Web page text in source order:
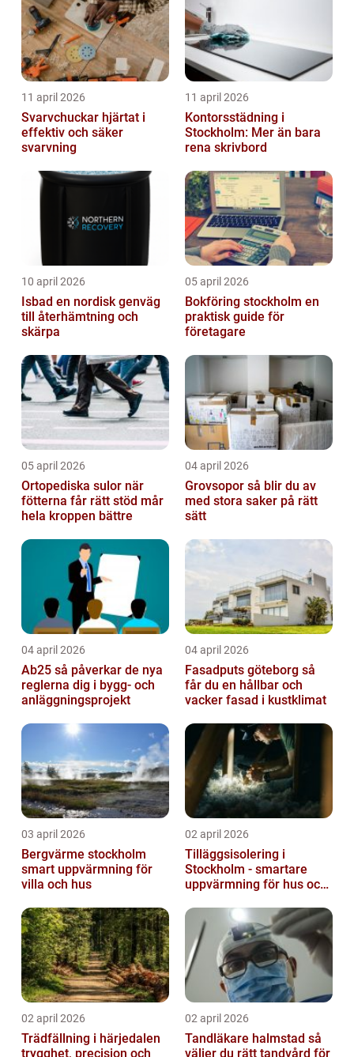
11 april 2026
Svarvchuckar hjärtat i
effektiv och säker
svarvning
11 april 2026
Kontorsstädning i
Stockholm: Mer än bara
rena skrivbord
10 april 2026
Isbad en nordisk genväg
till återhämtning och
skärpa
05 april 2026
Bokföring stockholm en
praktisk guide för
företagare
05 april 2026
Ortopediska sulor när
fötterna får rätt stöd mår
hela kroppen bättre
04 april 2026
Grovsopor så blir du av
med stora saker på rätt
sätt
04 april 2026
Ab25 så påverkar de nya
reglerna dig i bygg- och
anläggningsprojekt
04 april 2026
Fasadputs göteborg så
får du en hållbar och
vacker fasad i kustklimat
03 april 2026
Bergvärme stockholm
smart uppvärmning för
villa och hus
02 april 2026
Tilläggsisolering i
Stockholm - smartare
uppvärmning för hus och
02 april 2026
Trädfällning i härjedalen
trygghet, precision och
02 april 2026
Tandläkare halmstad så
väljer du rätt tandvård för